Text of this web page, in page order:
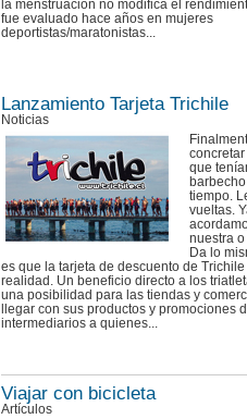
la menstruación no modifica el
fue evaluado hace años en mujeres
deportistas/maratonistas...
Lanzamiento Tarjeta Trichile
Noticias
que
tiempo.
vueltas.
nuestra
Da lo
es que la tarjeta de descuento de
realidad. Un beneficio directo a los
una posibilidad para las tiendas y
llegar con sus productos y promociones
intermediarios a quienes...
Viajar con bicicleta
Artículos